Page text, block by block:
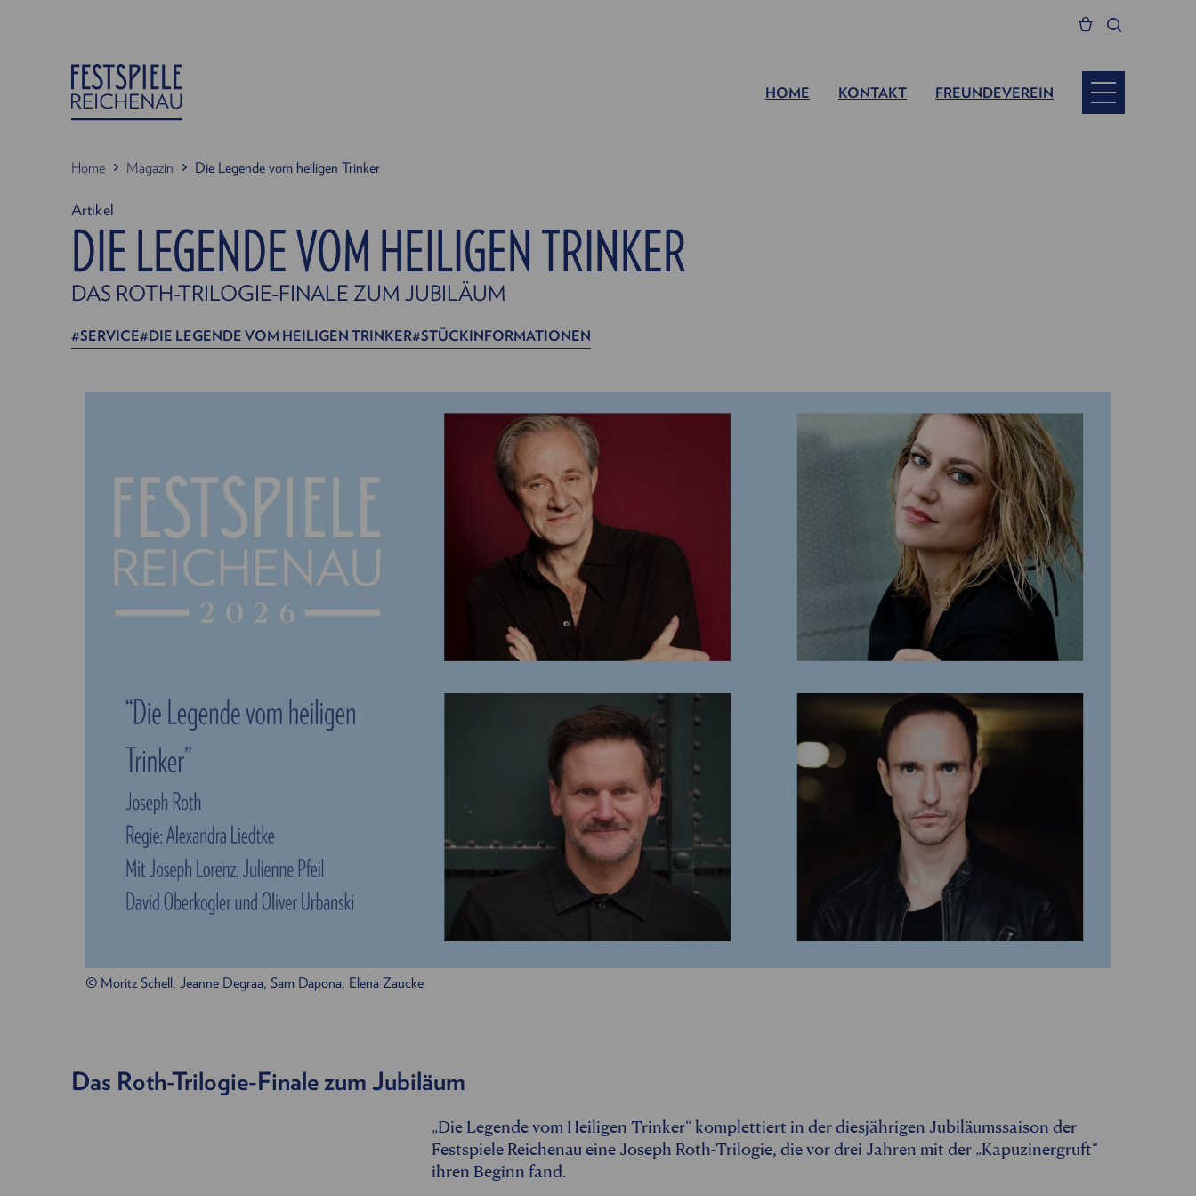
HOME KONTAKT FREUNDEVEREIN
Home Magazin Die Legende vom heiligen Trinker
Artikel
DIE LEGENDE VOM HEILIGEN TRINKER
DAS ROTH-TRILOGIE-FINALE ZUM JUBILÄUM
SERVICE DIE LEGENDE VOM HEILIGEN TRINKER STÜCKINFORMATIONEN
© Moritz Schell, Jeanne Degraa, Sam Dapona, Elena Zaucke
Das Roth-Trilogie-Finale zum Jubiläum
„Die Legende vom Heiligen Trinker“ komplettiert in der diesjährigen Jubiläumssaison der
Festspiele Reichenau eine Joseph Roth-Trilogie, die vor drei Jahren mit der „Kapuzinergruft“
ihren Beginn fand.